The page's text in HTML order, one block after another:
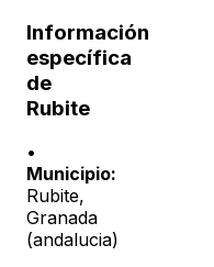
Información
específica
de
Rubite
•
Municipio:
Rubite,
Granada
(andalucia)